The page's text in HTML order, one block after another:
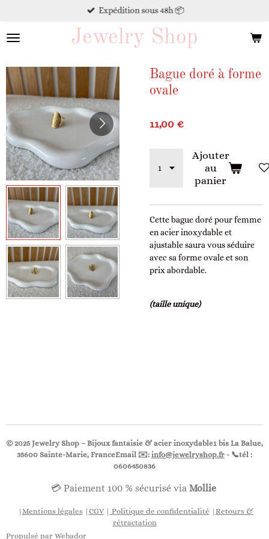
contenu
Jewelry Shop
Expédition sous 48h 📦
Bague doré à forme
ovale
11,00 €
Ajouter
au
panier
Cette bague doré pour femme
en acier inoxydable et
ajustable saura vous séduire
avec sa forme ovale et son
prix abordable.
(taille unique)
© 2025 Jewelry Shop – Bijoux fantaisie & acier inoxydable1 bis La Balue,
35600 Sainte-Marie, FranceEmail ✉️: info@jewelryshop.fr - 📞tél :
0606450836
💳 Paiement 100 % sécurisé via Mollie
| Mentions légales | CGV| Politique de confidentialité | Retours &
rétractation
Propulsé par Webador